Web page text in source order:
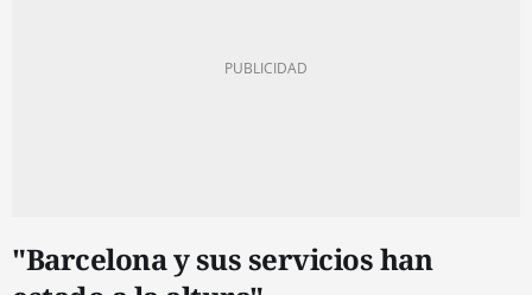
"Barcelona y sus servicios han